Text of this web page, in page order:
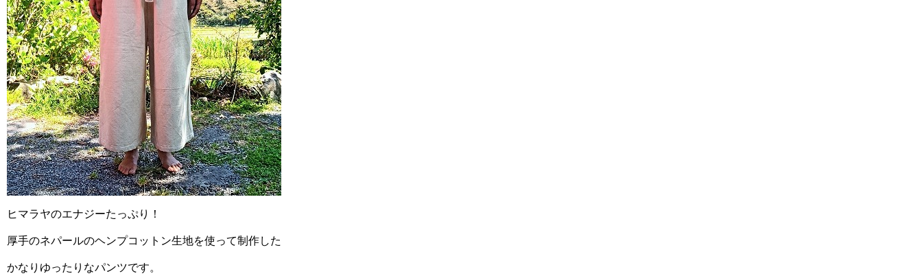
ヒマラヤのエナジーたっぷり！
厚手のネパールのヘンプコットン生地を使って制作した
かなりゆったりなパンツです。